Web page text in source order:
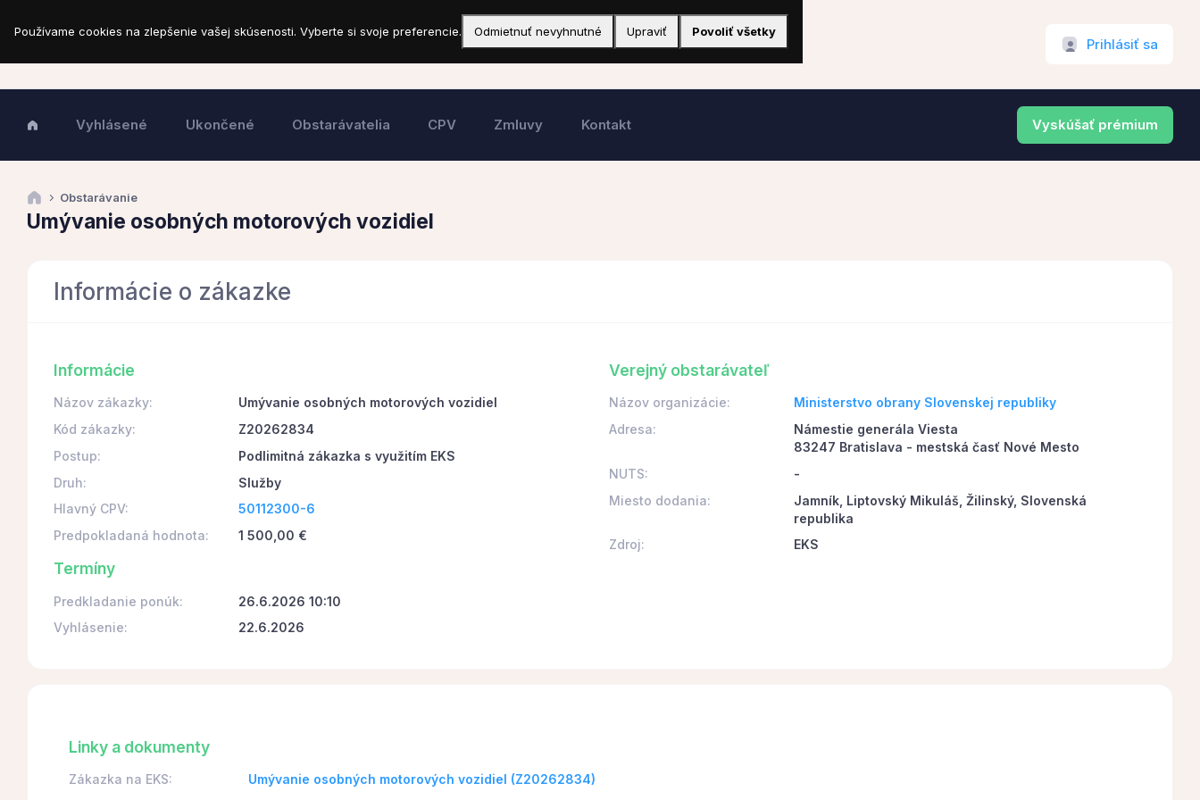
Prihlásiť sa
Vyhlásené Ukončené Obstarávatelia CPV Zmluvy Kontakt Vyskúšať prémium
Obstarávanie
Umývanie osobných motorových vozidiel
Informácie o zákazke
Informácie
Názov zákazky:
Umývanie osobných motorových vozidiel
Kód zákazky:
Z20262834
Postup:
Podlimitná zákazka s využitím EKS
Druh:
Služby
Hlavný CPV:
50112300-6
Predpokladaná hodnota:
1 500,00 €
Termíny
Predkladanie ponúk:
26.6.2026 10:10
Vyhlásenie:
22.6.2026
Verejný obstarávateľ
Názov organizácie:
Ministerstvo obrany Slovenskej republiky
Adresa:
Námestie generála Viesta
83247 Bratislava - mestská časť Nové Mesto
NUTS:
-
Miesto dodania:
Jamník, Liptovský Mikuláš, Žilinský, Slovenská
republika
Zdroj:
EKS
Linky a dokumenty
Zákazka na EKS: Umývanie osobných motorových vozidiel (Z20262834)
Používame cookies na zlepšenie vašej skúsenosti. Vyberte si svoje preferencie. Odmietnuť nevyhnutné Upraviť Povoliť všetky